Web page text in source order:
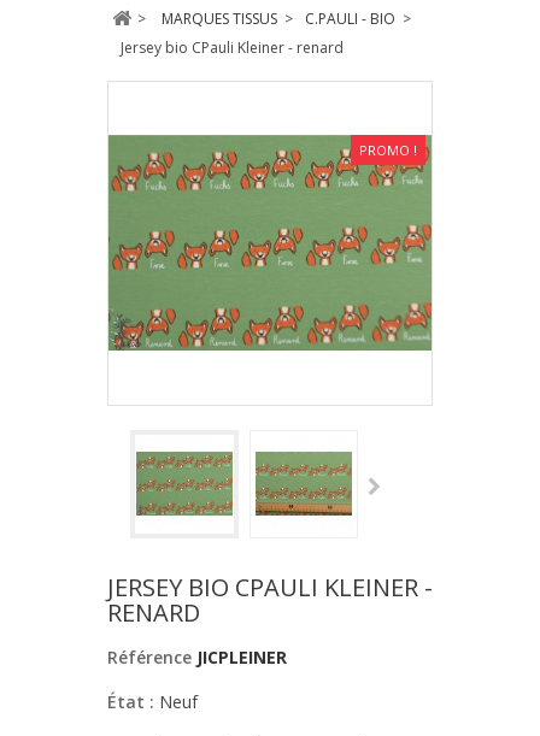
> MARQUES TISSUS > C.PAULI - BIO >
Jersey bio CPauli Kleiner - renard
PROMO !
JERSEY BIO CPAULI KLEINER -
RENARD
Référence JICPLEINER
État : Neuf